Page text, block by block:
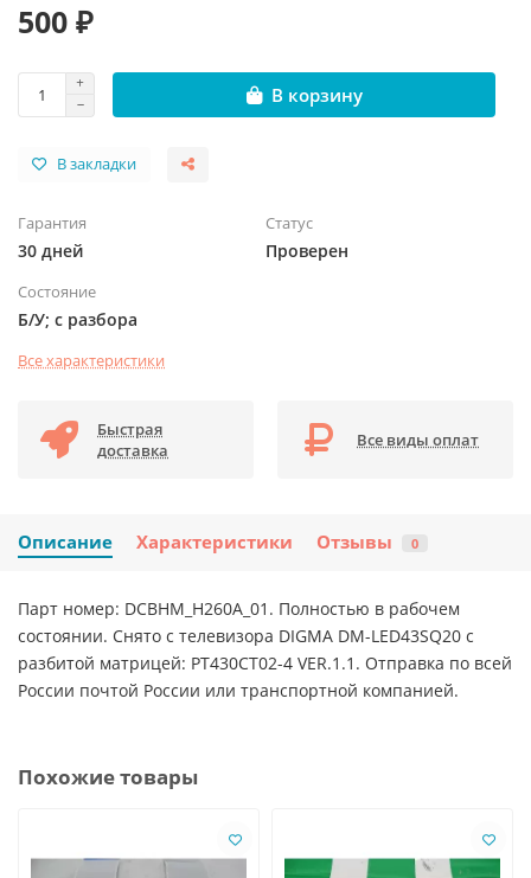
500 ₽
В корзину
В закладки
Гарантия
30 дней
Статус
Проверен
Состояние
Б/У; с разбора
Все характеристики
Быстрая
доставка
Все виды оплат
Описание Характеристики Отзывы 0
Парт номер: DCBHM_H260A_01. Полностью в рабочем
состоянии. Снято с телевизора DIGMA DM-LED43SQ20 с
разбитой матрицей: PT430CT02-4 VER.1.1. Отправка по всей
России почтой России или транспортной компанией.
Похожие товары